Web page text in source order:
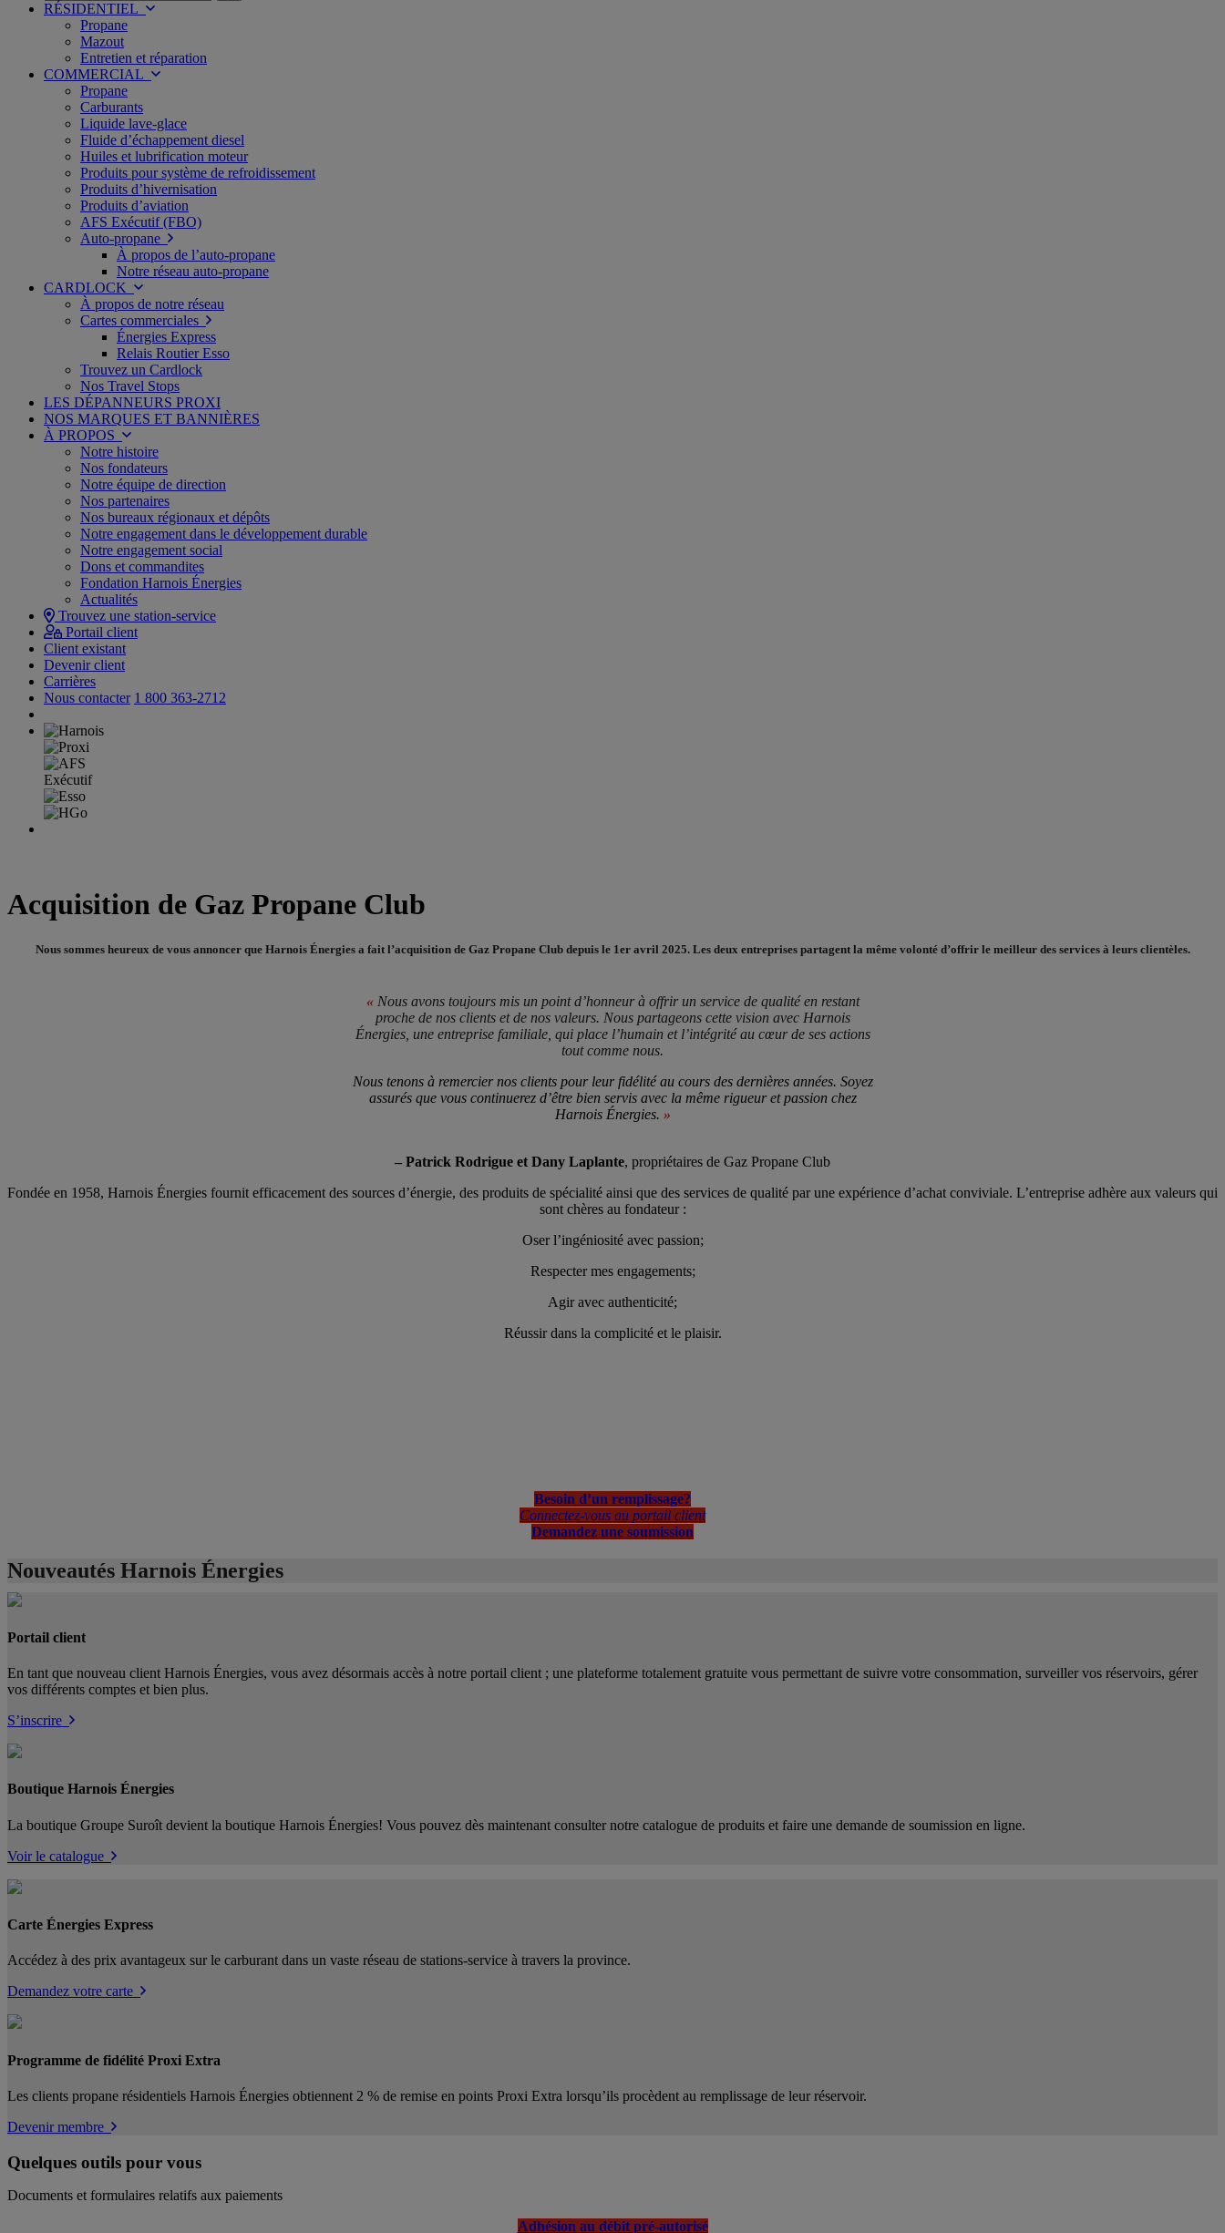
RÉSIDENTIEL
Propane
Mazout
Entretien et réparation
COMMERCIAL
Propane
Carburants
Liquide lave-glace
Fluide d’échappement diesel
Huiles et lubrification moteur
Produits pour système de refroidissement
Produits d’hivernisation
Produits d’aviation
AFS Exécutif (FBO)
Auto-propane
À propos de l’auto-propane
Notre réseau auto-propane
CARDLOCK
À propos de notre réseau
Cartes commerciales
Énergies Express
Relais Routier Esso
Trouvez un Cardlock
Nos Travel Stops
LES DÉPANNEURS PROXI
NOS MARQUES ET BANNIÈRES
À PROPOS
Notre histoire
Nos fondateurs
Notre équipe de direction
Nos partenaires
Nos bureaux régionaux et dépôts
Notre engagement dans le développement durable
Notre engagement social
Dons et commandites
Fondation Harnois Énergies
Actualités
Trouvez une station-service
Portail client
Client existant
Devenir client
Carrières
Nous contacter 1 800 363-2712
Acquisition de Gaz Propane Club
Nous sommes heureux de vous annoncer que Harnois Énergies a fait l’acquisition de Gaz Propane Club depuis le 1er avril 2025. Les deux entreprises partagent la même volonté d’offrir le meilleur des services à leurs clientèles.
« Nous avons toujours mis un point d’honneur à offrir un service de qualité en restant
proche de nos clients et de nos valeurs. Nous partageons cette vision avec Harnois
Énergies, une entreprise familiale, qui place l’humain et l’intégrité au cœur de ses actions
tout comme nous.
Nous tenons à remercier nos clients pour leur fidélité au cours des dernières années. Soyez
assurés que vous continuerez d’être bien servis avec la même rigueur et passion chez
Harnois Énergies. »
– Patrick Rodrigue et Dany Laplante, propriétaires de Gaz Propane Club
Fondée en 1958, Harnois Énergies fournit efficacement des sources d’énergie, des produits de spécialité ainsi que des services de qualité par une expérience d’achat conviviale. L’entreprise adhère aux valeurs qui
sont chères au fondateur :
Oser l’ingéniosité avec passion;
Respecter mes engagements;
Agir avec authenticité;
Réussir dans la complicité et le plaisir.
Besoin d’un remplissage?
Connectez-vous au portail client
Demandez une soumission
Nouveautés Harnois Énergies
Portail client
En tant que nouveau client Harnois Énergies, vous avez désormais accès à notre portail client ; une plateforme totalement gratuite vous permettant de suivre votre consommation, surveiller vos réservoirs, gérer
vos différents comptes et bien plus.
S’inscrire
Boutique Harnois Énergies
La boutique Groupe Suroît devient la boutique Harnois Énergies! Vous pouvez dès maintenant consulter notre catalogue de produits et faire une demande de soumission en ligne.
Voir le catalogue
Carte Énergies Express
Accédez à des prix avantageux sur le carburant dans un vaste réseau de stations-service à travers la province.
Demandez votre carte
Programme de fidélité Proxi Extra
Les clients propane résidentiels Harnois Énergies obtiennent 2 % de remise en points Proxi Extra lorsqu’ils procèdent au remplissage de leur réservoir.
Devenir membre
Quelques outils pour vous
Documents et formulaires relatifs aux paiements
Adhésion au débit pré-autorisé